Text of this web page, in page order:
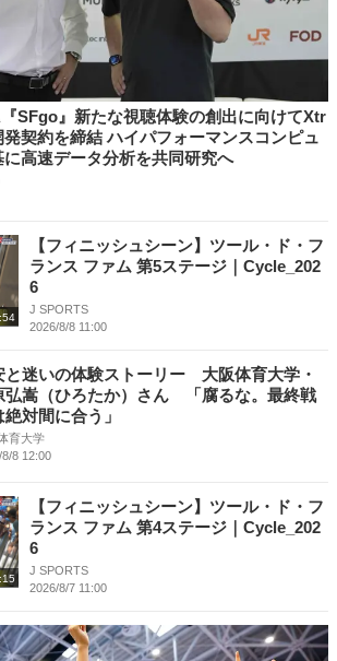
SFgo』新たな視聴体験の創出に向けてXtr
契約を締結 ハイパフォーマンスコンピュ
⾼速データ分析を共同研究へ
【フィニッシュシーン】ツール・ド・フ
ランス ファム 第5ステージ｜Cycle_202
6
J SPORTS
2026/8/8 11:00
と迷いの体験ストーリー 大阪体育大学・
弘嵩（ひろたか）さん 「腐るな。最終戦
絶対間に合う」
育大学
8 12:00
【フィニッシュシーン】ツール・ド・フ
ランス ファム 第4ステージ｜Cycle_202
6
J SPORTS
2026/8/7 11:00